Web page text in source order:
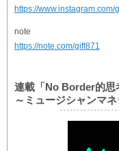
https://www.instagram.com/
note
https://note.com/gift871
連載「No Border的思
～ミュージシャンマ